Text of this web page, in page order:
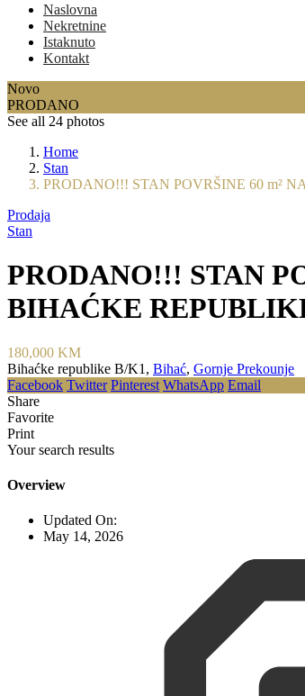
Naslovna
Nekretnine
Istaknuto
Kontakt
Novo
PRODANO
See all 24 photos
Home
Stan
PRODANO!!! STAN POVRŠINE 60 m²
Prodaja
Stan
PRODANO!!! STAN
BIHAĆKE
180,000 KM
Bihaćke republike B/K1, Bihać, Gornje Prekounje
Facebook Twitter Pinterest WhatsApp Email
Share
Favorite
Print
Your search results
Overview
Updated On:
May 14, 2026